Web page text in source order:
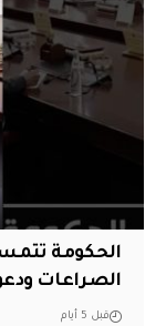
الحكومة
الصراعات
قبل 5 أيام